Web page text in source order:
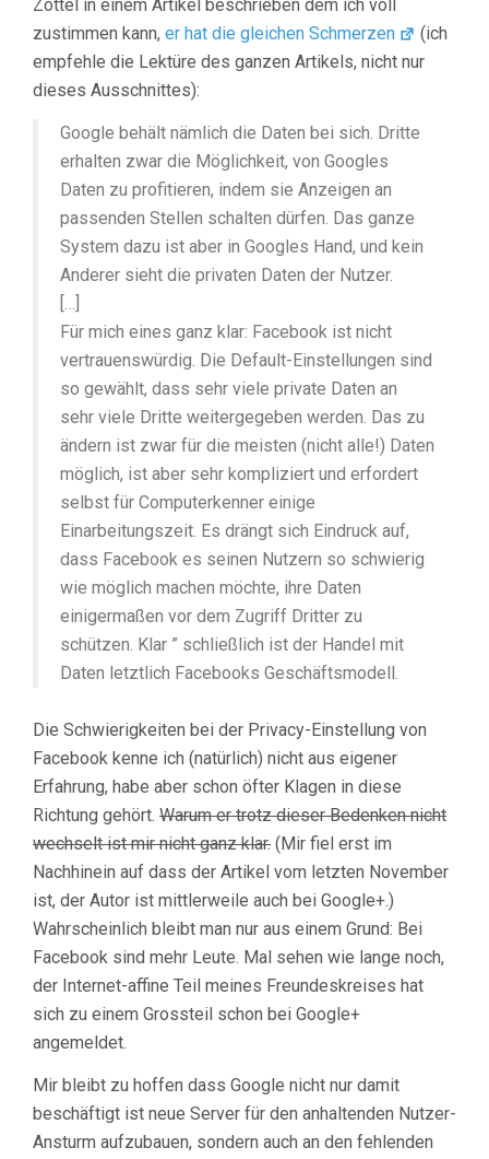
Zottel in einem Artikel beschrieben dem ich voll
zustimmen kann, er hat die gleichen Schmerzen
(ich
empfehle die Lektüre des ganzen Artikels, nicht nur
dieses Ausschnittes):
Google behält nämlich die Daten bei sich. Dritte
erhalten zwar die Möglichkeit, von Googles
Daten zu profitieren, indem sie Anzeigen an
passenden Stellen schalten dürfen. Das ganze
System dazu ist aber in Googles Hand, und kein
Anderer sieht die privaten Daten der Nutzer.
[…]
Für mich eines ganz klar: Facebook ist nicht
vertrauenswürdig. Die Default-Einstellungen sind
so gewählt, dass sehr viele private Daten an
sehr viele Dritte weitergegeben werden. Das zu
ändern ist zwar für die meisten (nicht alle!) Daten
möglich, ist aber sehr kompliziert und erfordert
selbst für Computerkenner einige
Einarbeitungszeit. Es drängt sich Eindruck auf,
dass Facebook es seinen Nutzern so schwierig
wie möglich machen möchte, ihre Daten
einigermaßen vor dem Zugriff Dritter zu
schützen. Klar ” schließlich ist der Handel mit
Daten letztlich Facebooks Geschäftsmodell.
Die Schwierigkeiten bei der Privacy-Einstellung von
Facebook kenne ich (natürlich) nicht aus eigener
Erfahrung, habe aber schon öfter Klagen in diese
Richtung gehört. Warum er trotz dieser Bedenken nicht
wechselt ist mir nicht ganz klar. (Mir fiel erst im
Nachhinein auf dass der Artikel vom letzten November
ist, der Autor ist mittlerweile auch bei Google+.)
Wahrscheinlich bleibt man nur aus einem Grund: Bei
Facebook sind mehr Leute. Mal sehen wie lange noch,
der Internet-affine Teil meines Freundeskreises hat
sich zu einem Grossteil schon bei Google+
angemeldet.
Mir bleibt zu hoffen dass Google nicht nur damit
beschäftigt ist neue Server für den anhaltenden Nutzer-
Ansturm aufzubauen, sondern auch an den fehlenden